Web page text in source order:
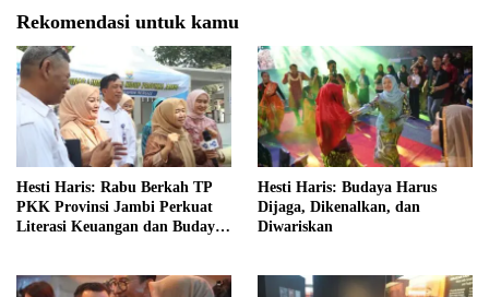
Rekomendasi untuk kamu
Hesti Haris: Rabu Berkah TP
PKK Provinsi Jambi Perkuat
Literasi Keuangan dan Budaya
Hesti Haris: Budaya Harus
Dijaga, Dikenalkan, dan
Diwariskan